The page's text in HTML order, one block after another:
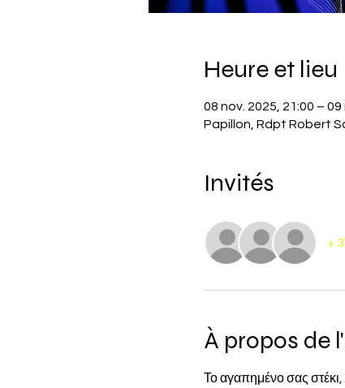
Heure et lieu
08 nov. 2025, 21:00 –
Papillon, Rdpt Robert
Invités
+
À propos de
Το αγαπημένο σας στέκι,